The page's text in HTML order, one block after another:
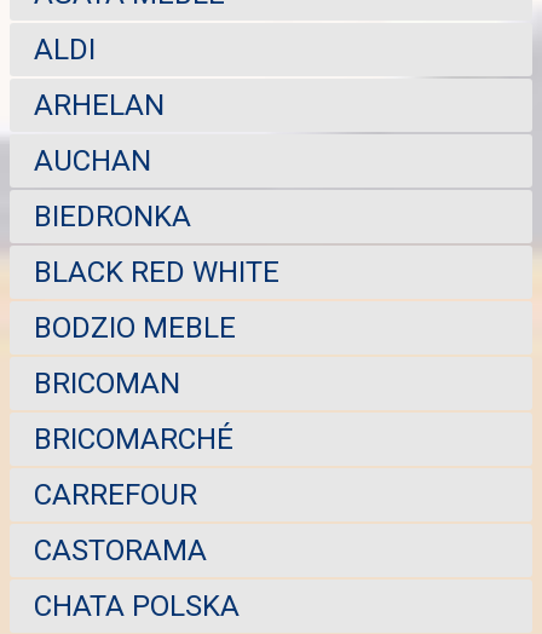
ALDI
ARHELAN
AUCHAN
BIEDRONKA
BLACK RED WHITE
BODZIO MEBLE
BRICOMAN
BRICOMARCHÉ
CARREFOUR
CASTORAMA
CHATA POLSKA